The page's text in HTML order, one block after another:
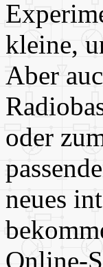
kleine,
Aber
oder
neues
Online-